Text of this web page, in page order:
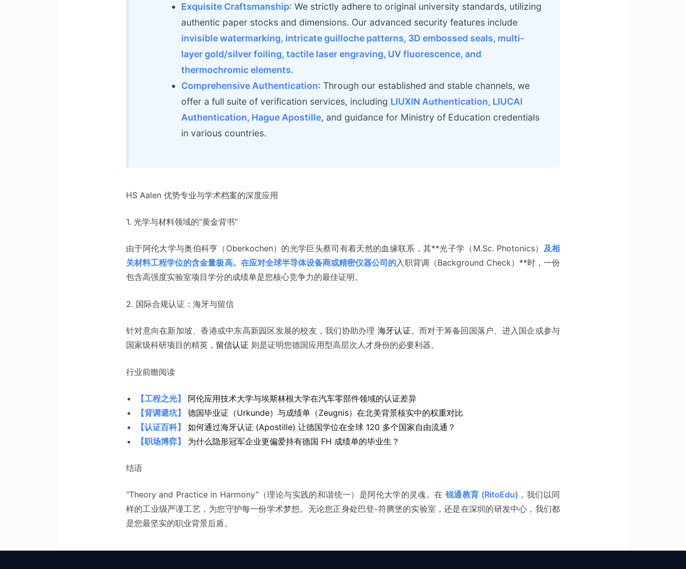
Exquisite Craftsmanship: We strictly adhere to original university standards, utilizing
authentic paper stocks and dimensions. Our advanced security features include
invisible watermarking, intricate guilloche patterns, 3D embossed seals, multi-
layer gold/silver foiling, tactile laser engraving, UV fluorescence, and
thermochromic elements.
Comprehensive Authentication: Through our established and stable channels, we
offer a full suite of verification services, including LIUXIN Authentication, LIUCAI
Authentication, Hague Apostille, and guidance for Ministry of Education credentials
in various countries.
HS Aalen 优势专业与学术档案的深度应用
1. 光学与材料领域的“黄金背书”
由于阿伦大学与奥伯科亨（Oberkochen）的光学巨头蔡司有着天然的血缘联系，其**光子学（M.Sc. Photonics） 及相
关材料工程学位的含金量极高。在应对全球半导体设备商或精密仪器公司的入职背调（Background Check）**时，一份
包含高强度实验室项目学分的成绩单是您核心竞争力的最佳证明。
2. 国际合规认证：海牙与留信
针对意向在新加坡、香港或中东高新园区发展的校友，我们协助办理 海牙认证。而对于筹备回国落户、进入国企或参与
国家级科研项目的精英， 留信认证 则是证明您德国应用型高层次人才身份的必要利器。
行业前瞻阅读
【工程之光】 阿伦应用技术大学与埃斯林根大学在汽车零部件领域的认证差异
【背调避坑】
德国毕业证（Urkunde）与成绩单（Zeugnis）在北美背景核实中的权重对比
【认证百科】
如何通过海牙认证 (Apostille) 让德国学位在全球 120 多个国家自由流通？
【职场博弈】
为什么隐形冠军企业更偏爱持有德国 FH 成绩单的毕业生？
结语
“Theory and Practice in Harmony”（理论与实践的和谐统一）是阿伦大学的灵魂。在锐通教育 (RitoEdu) ，我们以同
样的工业级严谨工艺，为您守护每一份学术梦想。无论您正身处巴登-符腾堡的实验室，还是在深圳的研发中心，我们都
是您最坚实的职业背景后盾。